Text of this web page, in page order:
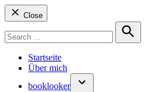
Close
for:
Search
Startseite
Über mich
booklooker